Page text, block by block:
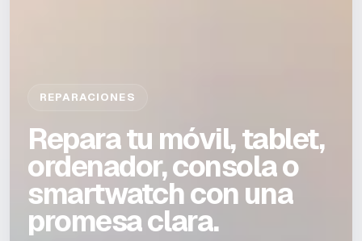
REPARACIONES
Repara tu móvil, tablet,
ordenador, consola o
smartwatch con una
promesa clara.